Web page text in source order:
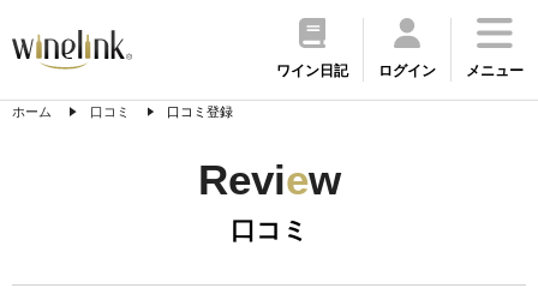
ワイン日記 ログイン メニュー
ホーム 口コミ 口コミ登録
Review
口コミ